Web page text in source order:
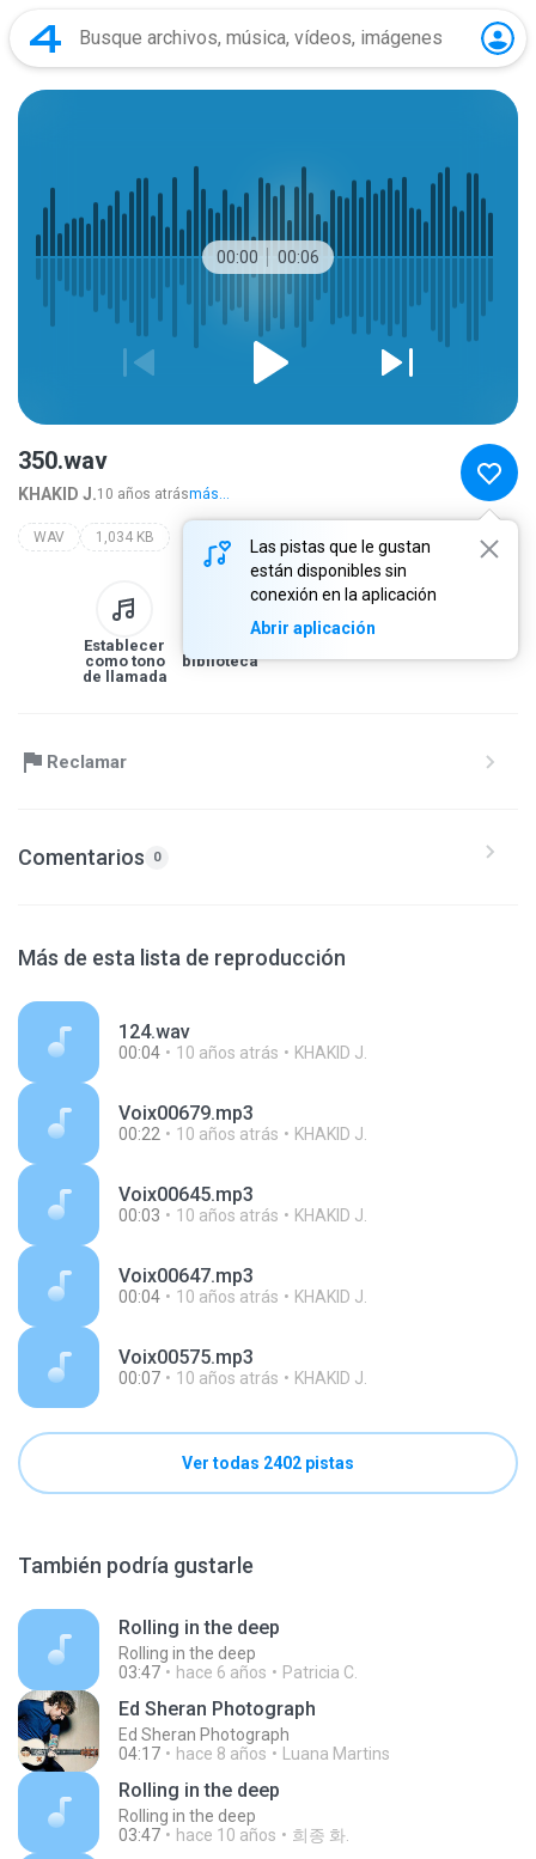
00:00 00:06
Las pistas que le gustan
están disponibles sin
conexión en la aplicación
Abrir aplicación
350.wav
KHAKID J.10 años atrásmás...
WAV 1,034 KB
Establecer
como tono
de llamada
biblioteca
Reclamar
Comentarios 0
Más de esta lista de reproducción
124.wav
00:04 10 años atrás KHAKID J.
Voix00679.mp3
00:22 10 años atrás KHAKID J.
Voix00645.mp3
00:03 10 años atrás KHAKID J.
Voix00647.mp3
00:04 10 años atrás KHAKID J.
Voix00575.mp3
00:07 10 años atrás KHAKID J.
Ver todas 2402 pistas
También podría gustarle
Rolling in the deep
Rolling in the deep
03:47
hace 6 años Patricia C.
Ed Sheran Photograph
Ed Sheran Photograph
04:17
hace 8 años Luana Martins
Rolling in the deep
Rolling in the deep
03:47
hace 10 años 희종 화.